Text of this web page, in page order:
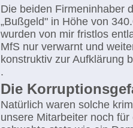
Die beiden Firmeninhaber
„Bußgeld" in Höhe von
wurden von mir fristlos
MfS nur verwarnt und
konstruktiv zur Aufklärung
.
Die
Natürlich waren solche
unsere Mitarbeiter noch